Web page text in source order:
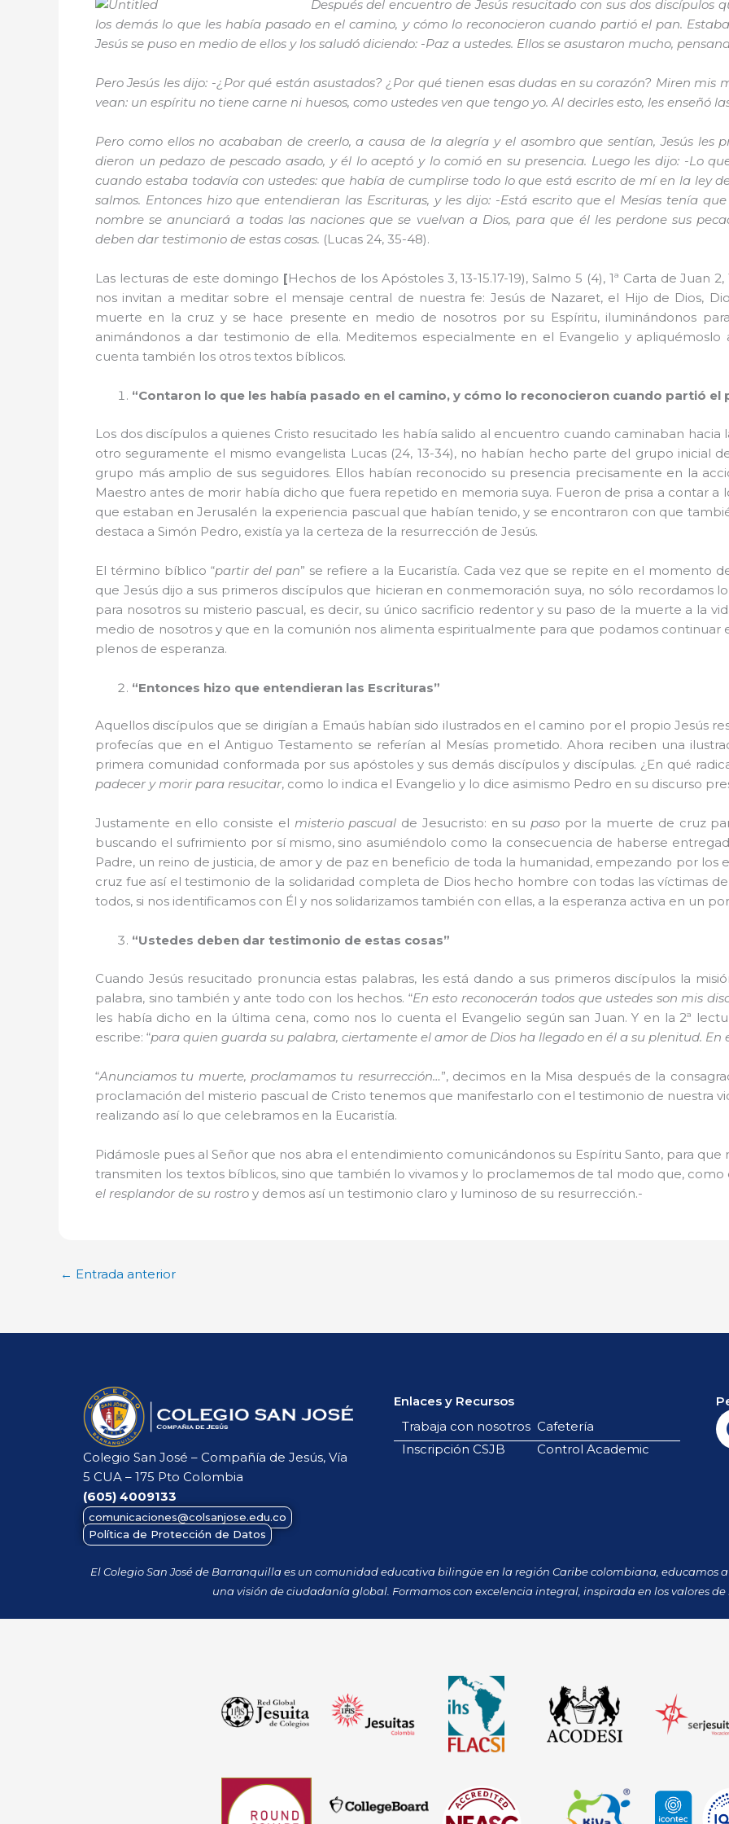
Después del encuentro de Jesús resucitado con sus dos discípulos
los demás lo que les había pasado en el camino, y cómo lo reconocieron cuando partió el pan.
Jesús se puso en medio de ellos y los saludó diciendo: -Paz a ustedes. Ellos se asustaron mucho,
Pero Jesús les dijo: -¿Por qué están asustados? ¿Por qué tienen esas dudas en su corazón? Miren mis
vean: un espíritu no tiene carne ni huesos, como ustedes ven que tengo yo. Al decirles esto, les enseñó
Pero como ellos no acababan de creerlo, a causa de la alegría y el asombro que sentían, Jesús les
dieron un pedazo de pescado asado, y él lo aceptó y lo comió en su presencia. Luego les dijo: -Lo
cuando estaba todavía con ustedes: que había de cumplirse todo lo que está escrito de mí en la ley
salmos. Entonces hizo que entendieran las Escrituras, y les dijo: -Está escrito que el Mesías tenía
nombre se anunciará a todas las naciones que se vuelvan a Dios, para que él les perdone sus
deben dar testimonio de estas cosas. (Lucas 24, 35-48).
Las lecturas de este domingo [Hechos de los Apóstoles 3, 13-15.17-19), Salmo 5 (4), 1ª Carta de Juan
nos invitan a meditar sobre el mensaje central de nuestra fe: Jesús de Nazaret, el Hijo de Dios,
muerte en la cruz y se hace presente en medio de nosotros por su Espíritu, iluminándonos
animándonos a dar testimonio de ella. Meditemos especialmente en el Evangelio y apliquémoslo
cuenta también los otros textos bíblicos.
“Contaron lo que les había pasado en el camino, y cómo lo reconocieron cuando partió el
Los dos discípulos a quienes Cristo resucitado les había salido al encuentro cuando caminaban hacia
otro seguramente el mismo evangelista Lucas (24, 13-34), no habían hecho parte del grupo inicial
grupo más amplio de sus seguidores. Ellos habían reconocido su presencia precisamente en la
Maestro antes de morir había dicho que fuera repetido en memoria suya. Fueron de prisa a contar a
que estaban en Jerusalén la experiencia pascual que habían tenido, y se encontraron con que
destaca a Simón Pedro, existía ya la certeza de la resurrección de Jesús.
El término bíblico “partir del pan” se refiere a la Eucaristía. Cada vez que se repite en el momento
que Jesús dijo a sus primeros discípulos que hicieran en conmemoración suya, no sólo recordamos
para nosotros su misterio pascual, es decir, su único sacrificio redentor y su paso de la muerte a la
medio de nosotros y que en la comunión nos alimenta espiritualmente para que podamos continuar
plenos de esperanza.
“Entonces hizo que entendieran las Escrituras”
Aquellos discípulos que se dirigían a Emaús habían sido ilustrados en el camino por el propio Jesús
profecías que en el Antiguo Testamento se referían al Mesías prometido. Ahora reciben una
primera comunidad conformada por sus apóstoles y sus demás discípulos y discípulas. ¿En qué
padecer y morir para resucitar, como lo indica el Evangelio y lo dice asimismo Pedro en su discurso
Justamente en ello consiste el misterio pascual de Jesucristo: en su pasopor la muerte de cruz
buscando el sufrimiento por sí mismo, sino asumiéndolo como la consecuencia de haberse
Padre, un reino de justicia, de amor y de paz en beneficio de toda la humanidad, empezando por los
cruz fue así el testimonio de la solidaridad completa de Dios hecho hombre con todas las víctimas
todos, si nos identificamos con Él y nos solidarizamos también con ellas, a la esperanza activa en un
“Ustedes deben dar testimonio de estas cosas”
Cuando Jesús resucitado pronuncia estas palabras, les está dando a sus primeros discípulos la
palabra, sino también y ante todo con los hechos. “En esto reconocerán todos que ustedes son mis
les había dicho en la última cena, como nos lo cuenta el Evangelio según san Juan. Y en la 2ª
escribe: “para quien guarda su palabra, ciertamente el amor de Dios ha llegado en él a su plenitud. En
“Anunciamos tu muerte, proclamamos tu resurrección…”, decimos en la Misa después de la
proclamación del misterio pascual de Cristo tenemos que manifestarlo con el testimonio de nuestra
realizando así lo que celebramos en la Eucaristía.
Pidámosle pues al Señor que nos abra el entendimiento comunicándonos su Espíritu Santo, para
transmiten los textos bíblicos, sino que también lo vivamos y lo proclamemos de tal modo que, como
el resplandor de su rostro y demos así un testimonio claro y luminoso de su resurrección.-
← Entrada anterior
Colegio San José – Compañía de Jesús, Vía
5 CUA – 175 Pto Colombia
(605) 4009133
comunicaciones@colsanjose.edu.co
Política de Protección de Datos
Enlaces y Recursos
Trabaja con nosotros Cafetería
Inscripción CSJB
Control Academic
El Colegio San José de Barranquilla es un comunidad educativa bilingüe en la región Caribe colombiana, educamos
una visión de ciudadanía global. Formamos con excelencia integral, inspirada en los valores